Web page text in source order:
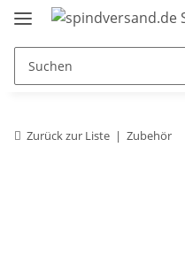
Zurück zur Liste Zubehör